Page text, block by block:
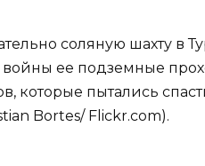
соляную шахту в
ее подземные
которые пытались
Bortes/ Flickr.com).